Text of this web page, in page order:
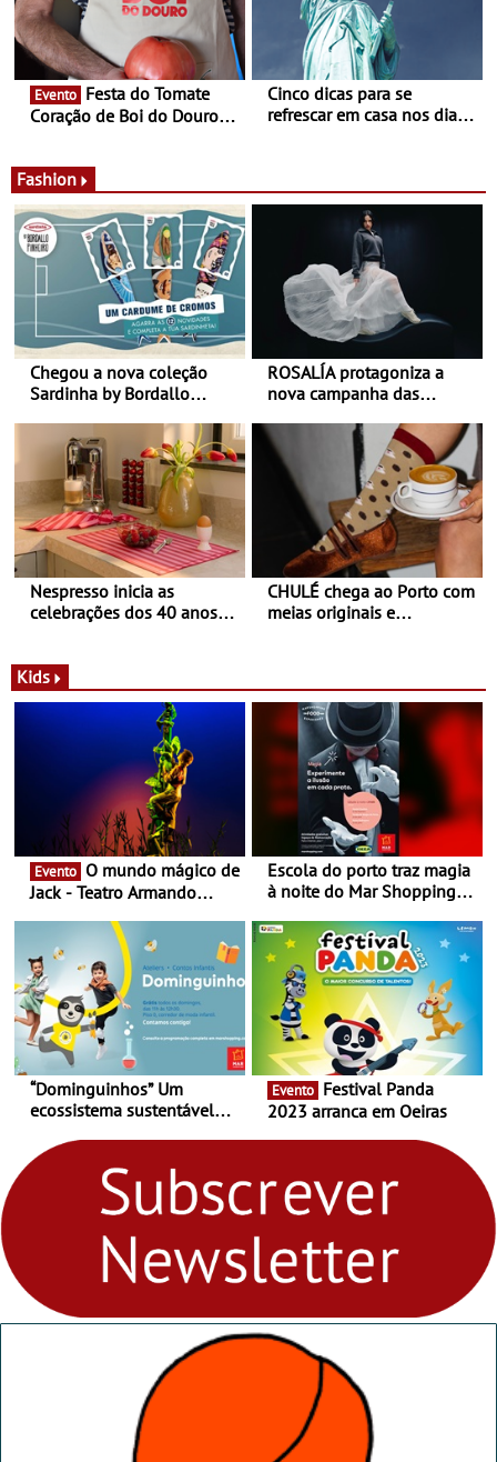
Evento
Coração de Boi do Douro -
Cinco dicas para se
refrescar em casa nos dias
Fashion
Chegou a nova coleção
Sardinha by Bordallo
ROSALÍA protagoniza a
nova campanha das
Balance
Nespresso inicia as
celebrações dos 40 anos
Novas - Edição limitada
Nespresso x Torres Novas
CHULÉ chega ao Porto com
meias originais e
Shopping
Kids
Evento
Jack - Teatro Armando
Escola do porto traz magia
à noite do Mar Shopping
29 de abril, às 21h00
“Dominguinhos” Um
ecossistema sustentável
fores - Atelier de Educação
Ambiental nos
“Dominguinhos” de 23 de
Evento
2023 arranca em Oeiras